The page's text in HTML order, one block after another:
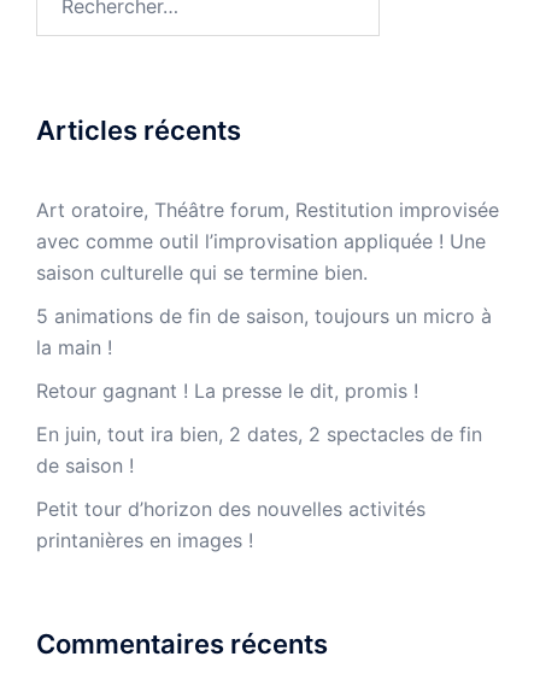
Articles récents
Art oratoire, Théâtre forum, Restitution improvisée
avec comme outil l’improvisation appliquée ! Une
saison culturelle qui se termine bien.
5 animations de fin de saison, toujours un micro à
la main !
Retour gagnant ! La presse le dit, promis !
En juin, tout ira bien, 2 dates, 2 spectacles de fin
de saison !
Petit tour d’horizon des nouvelles activités
printanières en images !
Commentaires récents